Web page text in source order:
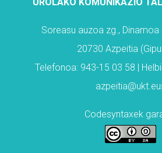
UROLAKO KOMUNIKAZIO
Soreasu auzoa zg.,
20730 Azpeitia
Telefonoa: 943-15 03 58 |
Codesyntaxek